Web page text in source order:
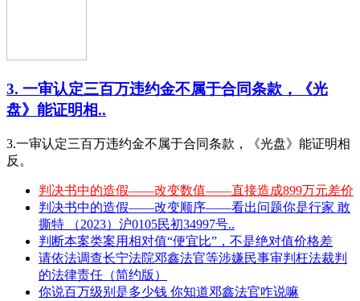
3. 一审认定三百万违约金不属于合同条款，《光
盘》能证明相..
3.一审认定三百万违约金不属于合同条款，《光盘》能证明相
反。
判决书中的造假——改变数值——直接造成899万元差价
判决书中的造假——改变顺序——看出问题你是行家 敢
撕特 （2023）沪0105民初34997号..
判断本案类案用相对值“便宜比”，不是绝对值价格差
请依法调查长宁法院邓鑫法官等涉嫌民事审判枉法裁判
的法律责任（简约版）
你说百万级别是多少钱 你知道邓鑫法官咋说嘛